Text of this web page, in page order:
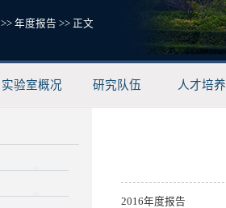
>> 年度报告 >> 正文
实验室概况 研究队伍 人才培养
2016年度报告